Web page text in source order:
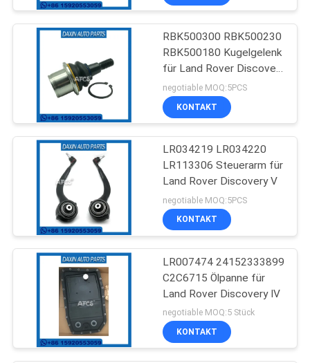
Auto-Motorträger
217
Suspendierungs-
Spreize-Montage
RBK500300 RBK500230
RBK500180 Kugelgelenk
für Land Rover Discovery
IV
negotiable MOQ:5PCS
KONTAKT
LR034219 LR034220
LR113306 Steuerarm für
Land Rover Discovery V
negotiable MOQ:5PCS
KONTAKT
LR007474 24152333899
C2C6715 Ölpanne für
Land Rover Discovery IV
negotiable MOQ:5 Stück
KONTAKT